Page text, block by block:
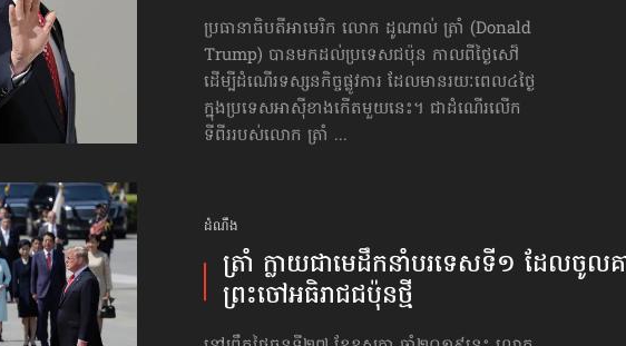
ប្រធានាធិបតីអាមេរិក លោក ដូណាល់ ត្រាំ (Donald
Trump) បានមកដល់ប្រទេស​ជប៉ុន កាលពីថ្ងៃសៅ៍
ដើម្បីដំណើរទស្សនកិច្ចផ្លូវការ ដែលមានរយៈពេល៤ថ្ងៃ
ក្នុងប្រទេសអាស៊ីខាងកើតមួយនេះ។​ ជាដំណើរលើក
ទីពីររបស់លោក ត្រាំ ...
ដំណឹង
ត្រាំ ក្លាយជា​មេដឹកនាំ​បរទេស​ទី១ ដែល​​ចូល
ព្រះចៅ​អធិរាជ​ជប៉ុន​​​ថ្មី